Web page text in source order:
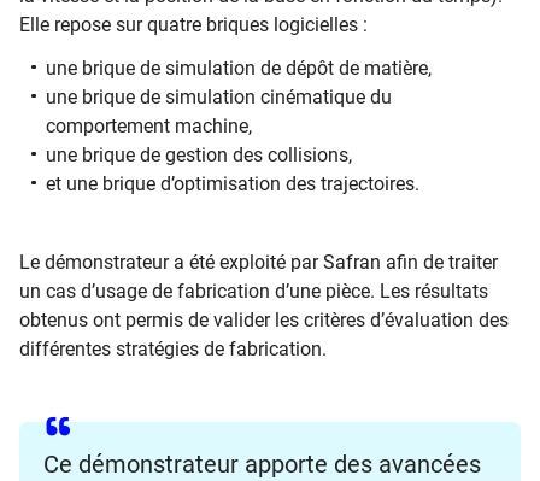
Elle repose sur quatre briques logicielles :
une brique de simulation de dépôt de matière,
une brique de simulation cinématique du
comportement machine,
une brique de gestion des collisions,
et une brique d’optimisation des trajectoires.
Le démonstrateur a été exploité par Safran afin de traiter
un cas d’usage de fabrication d’une pièce. Les résultats
obtenus ont permis de valider les critères d’évaluation des
différentes stratégies de fabrication.
Ce démonstrateur apporte des avancées